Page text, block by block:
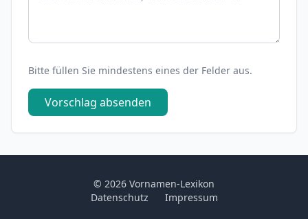
Bitte füllen Sie mindestens eines der Felder aus.
Vorschlag absenden
© 2026 Vornamen-Lexikon
Datenschutz
Impressum